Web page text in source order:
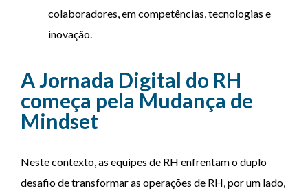
colaboradores, em competências, tecnologias e
inovação.
A Jornada Digital do RH
começa pela Mudança de
Mindset
Neste contexto, as equipes de RH enfrentam o duplo
desafio de transformar as operações de RH, por um lado,